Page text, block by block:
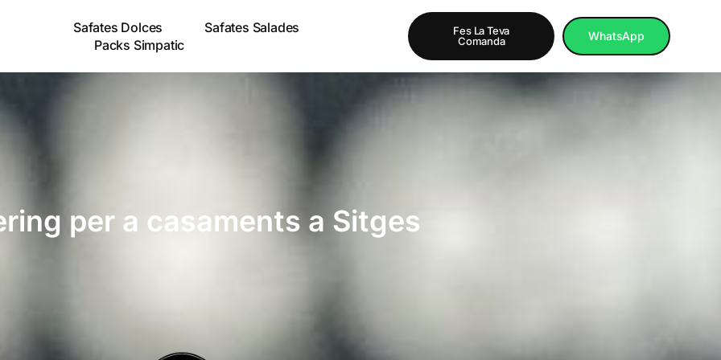
Safates Dolces
Safates Salades
Packs Simpatic
Fes La Teva
Comanda
WhatsApp
per a casaments a Sitges